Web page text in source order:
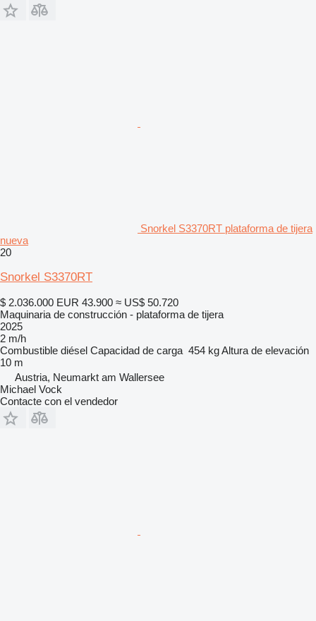
Snorkel S3370RT plataforma de tijera
nueva
20
Snorkel S3370RT
$ 2.036.000 EUR 43.900 ≈ US$ 50.720
Maquinaria de construcción - plataforma de tijera
2025
2 m/h
Combustible diésel Capacidad de carga 454 kgAltura de elevación
10 m
Austria, Neumarkt am Wallersee
Michael Vock
Contacte con el vendedor